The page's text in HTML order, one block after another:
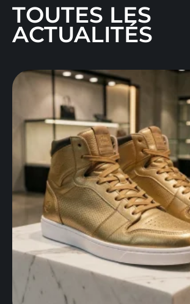
TOUTES LES
ACTUALITÉS